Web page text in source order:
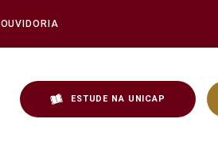
OUVIDORIA
ESTUDE NA UNICAP